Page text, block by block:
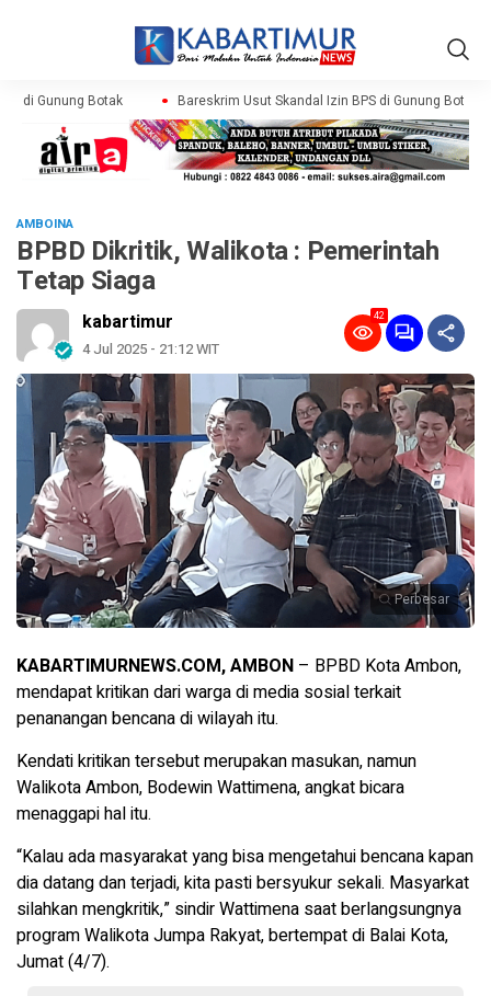
di Gunung Botak Bareskrim Usut Skandal Izin BPS di Gunung Botak
AMBOINA
BPBD Dikritik, Walikota : Pemerintah
Tetap Siaga
kabartimur
4 Jul 2025 - 21:12 WIT
42
Perbesar
KABARTIMURNEWS.COM, AMBON – BPBD Kota Ambon,
mendapat kritikan dari warga di media sosial terkait
penanangan bencana di wilayah itu.
Kendati kritikan tersebut merupakan masukan, namun
Walikota Ambon, Bodewin Wattimena, angkat bicara
menaggapi hal itu.
“Kalau ada masyarakat yang bisa mengetahui bencana kapan
dia datang dan terjadi, kita pasti bersyukur sekali. Masyarkat
silahkan mengkritik,” sindir Wattimena saat berlangsungnya
program Walikota Jumpa Rakyat, bertempat di Balai Kota,
Jumat (4/7).